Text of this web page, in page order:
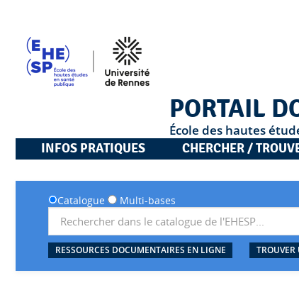
PORTAIL
École des hautes
INFOS PRATIQUES
CHERCHER /
Catalogue Multi-bases
RESSOURCES DOCUMENTAIRES EN LIGNE TROUVER